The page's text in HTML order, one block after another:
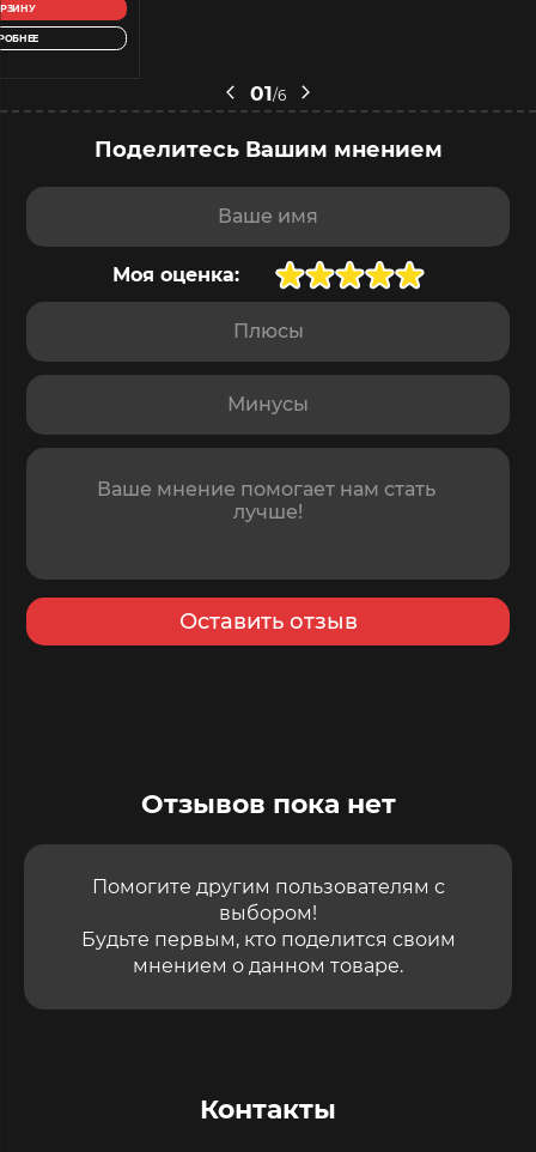
01/6
Поделитесь Вашим мнением
Моя оценка:
Ваше имя
Плюсы
Минусы
Отзыв
Оставить отзыв
Отзывов пока нет
Помогите другим пользователям с
выбором!
Будьте первым, кто поделится своим
мнением о данном товаре.
Контакты